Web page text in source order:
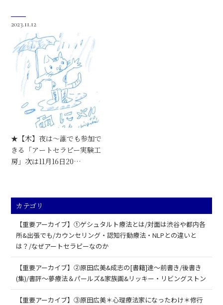
2023.11.12
★【木】夜は～誰でも参加で
きる「アートセラピー実験工
房」次は11月16日20…
カテゴリ
【重要アーカイブ】①ゲシュタルト療法とは/対面は渋谷や都内各
所&出張でも/カウンセリング・認知行動療法・NLPとの違いと
は？/なぜアートセラピーなのか
【重要アーカイブ】②原田広美&成志の[書籍]達～前書き/後書き
(集)/書評～夢療法＆パールズ&家族画&リッキー・リビングストン
【重要アーカイブ】③原田広美＊心理療法家になったわけ＊修行